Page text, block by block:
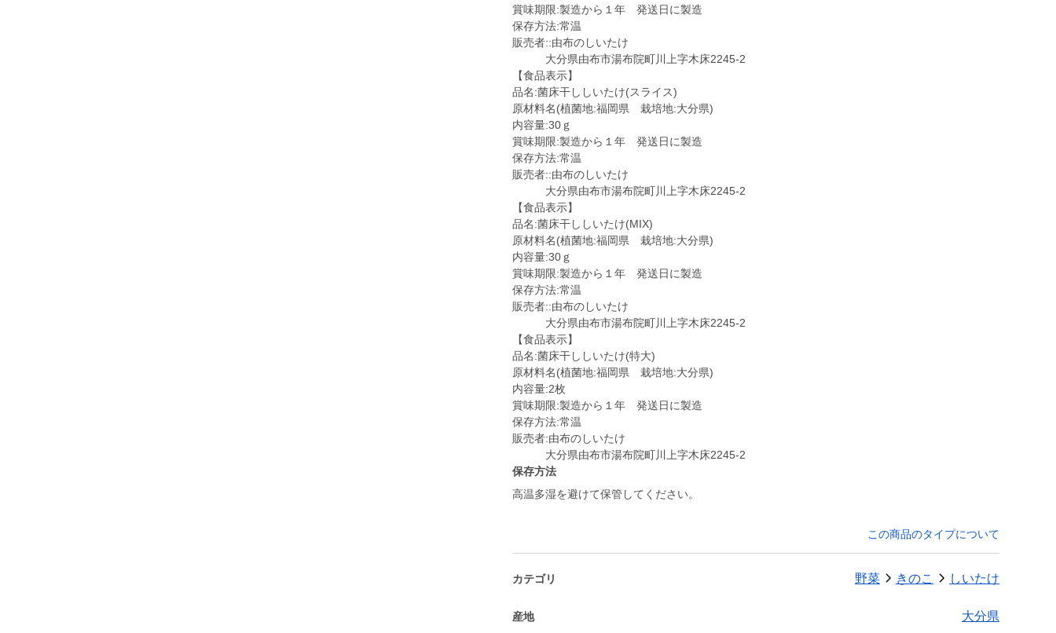
賞味期限:製造から１年 発送日に製造
保存方法:常温
販売者::由布のしいたけ
大分県由布市湯布院町川上字木床2245-2
【食品表示】
品名:菌床干ししいたけ(スライス)
原材料名(植菌地:福岡県 栽培地:大分県)
内容量:30ｇ
賞味期限:製造から１年 発送日に製造
保存方法:常温
販売者::由布のしいたけ
大分県由布市湯布院町川上字木床2245-2
【食品表示】
品名:菌床干ししいたけ(MIX)
原材料名(植菌地:福岡県 栽培地:大分県)
内容量:30ｇ
賞味期限:製造から１年 発送日に製造
保存方法:常温
販売者::由布のしいたけ
大分県由布市湯布院町川上字木床2245-2
【食品表示】
品名:菌床干ししいたけ(特大)
原材料名(植菌地:福岡県 栽培地:大分県)
内容量:2枚
賞味期限:製造から１年 発送日に製造
保存方法:常温
販売者:由布のしいたけ
大分県由布市湯布院町川上字木床2245-2
保存方法
高温多湿を避けて保管してください。
この商品のタイプについて
カテゴリ 野菜 きのこ しいたけ
産地 大分県